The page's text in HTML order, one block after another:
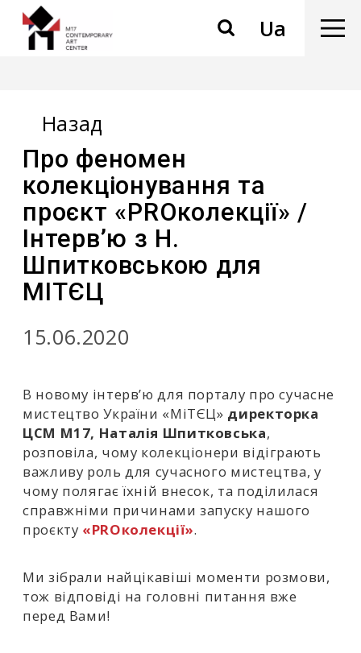
Ua
Назад
Про феномен
колекціонування та
проєкт «PROколекції» /
Інтерв’ю з Н.
Шпитковською для
МІТЄЦ
15.06.2020
В новому інтерв’ю для порталу про сучасне
мистецтво України «МіТЄЦ» директорка
ЦСМ М17, Наталія Шпитковська,
розповіла, чому колекціонери відіграють
важливу роль для сучасного мистецтва, у
чому полягає їхній внесок, та поділилася
справжніми причинами запуску нашого
проєкту «PROколекції».
Ми зібрали найцікавіші моменти розмови,
тож відповіді на головні питання вже
перед Вами!